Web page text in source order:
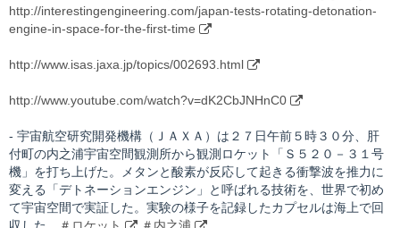
http://apnews.com/article/lifestyle-oddities-business-science-
simulated-mission-applications-1837993-2021-08-07
http://interestingengineering.com/japan-tests-rotating-detonation-
engine-in-space-for-the-first-time
http://www.isas.jaxa.jp/topics/002693.html
http://www.youtube.com/watch?v=dK2CbJNHnC0
- 宇宙航空研究開発機構（ＪＡＸＡ）は２７日午前５時３０分、肝
付町の内之浦宇宙空間観測所から観測ロケット「Ｓ５２０－３１号
機」を打ち上げた。メタンと酸素が反応して起きる衝撃波を推力に
変える「デトネーションエンジン」と呼ばれる技術を、世界で初め
て宇宙空間で実証した。実験の様子を記録したカプセルは海上で回